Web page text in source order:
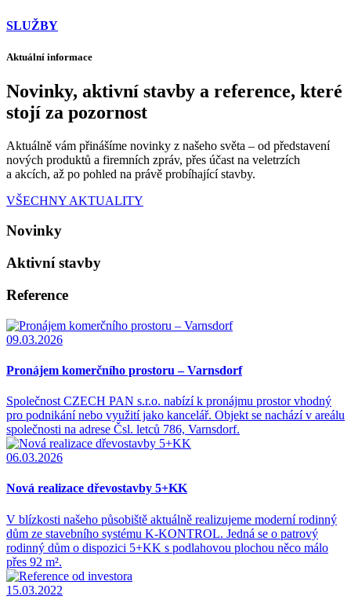
SLUŽBY
Aktuální informace
Novinky, aktivní stavby a reference, které
stojí za pozornost
Aktuálně vám přinášíme novinky z našeho světa – od představení
nových produktů a firemních zpráv, přes účast na veletrzích
a akcích, až po pohled na právě probíhající stavby.
VŠECHNY AKTUALITY
Novinky
Aktivní stavby
Reference
09.03.2026
Pronájem komerčního prostoru – Varnsdorf
Společnost CZECH PAN s.r.o. nabízí k pronájmu prostor vhodný
pro podnikání nebo využití jako kancelář. Objekt se nachází v areálu
společnosti na adrese Čsl. letců 786, Varnsdorf.
06.03.2026
Nová realizace dřevostavby 5+KK
V blízkosti našeho působiště aktuálně realizujeme moderní rodinný
dům ze stavebního systému K-KONTROL. Jedná se o patrový
rodinný dům o dispozici 5+KK s podlahovou plochou něco málo
přes 92 m².
15.03.2022